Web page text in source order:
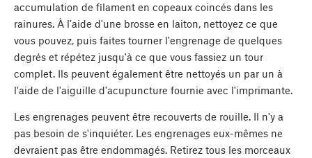
accumulation de filament en copeaux coincés dans les
rainures. À l'aide d'une brosse en laiton, nettoyez ce que
vous pouvez, puis faites tourner l'engrenage de quelques
degrés et répétez jusqu'à ce que vous fassiez un tour
complet. Ils peuvent également être nettoyés un par un à
l'aide de l'aiguille d'acupuncture fournie avec l'imprimante.
Les engrenages peuvent être recouverts de rouille. Il n'y a
pas besoin de s'inquiéter. Les engrenages eux-mêmes ne
devraient pas être endommagés. Retirez tous les morceaux